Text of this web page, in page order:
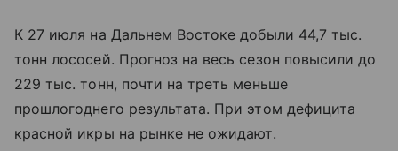
К 27 июля на Дальнем Востоке добыли 44,7 тыс.
тонн лососей. Прогноз на весь сезон повысили до
229 тыс. тонн, почти на треть меньше
прошлогоднего результата. При этом дефицита
красной икры на рынке не ожидают.